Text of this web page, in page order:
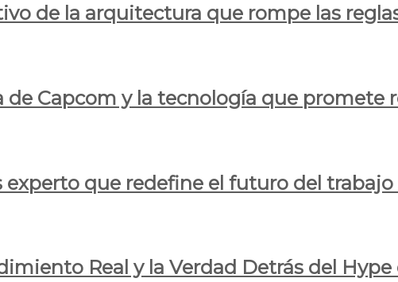
de la arquitectura que rompe las
Capcom y la tecnología que promete
que redefine el futuro del
Real y la Verdad Detrás del